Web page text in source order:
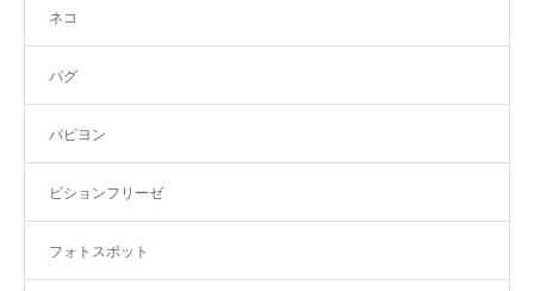
ネコ
パグ
パピヨン
ビションフリーゼ
フォトスポット